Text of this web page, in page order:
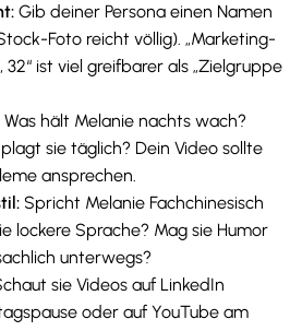
Gib deiner Persona einen Namen
Foto reicht völlig). „Marketing-
ist viel greifbarer als „Zielgruppe
Was hält Melanie nachts wach?
sie täglich? Dein Video sollte
ansprechen.
Spricht Melanie Fachchinesisch
lockere Sprache? Mag sie Humor
unterwegs?
sie Videos auf LinkedIn
oder auf YouTube am